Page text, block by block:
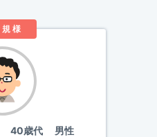
様
歳代 男性